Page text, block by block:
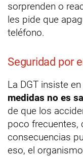
sorprenden o
les pide que
teléfono.
Seguridad por
La DGT insiste
medidas no es
de que los
poco frecuentes,
consecuencias
eso, el